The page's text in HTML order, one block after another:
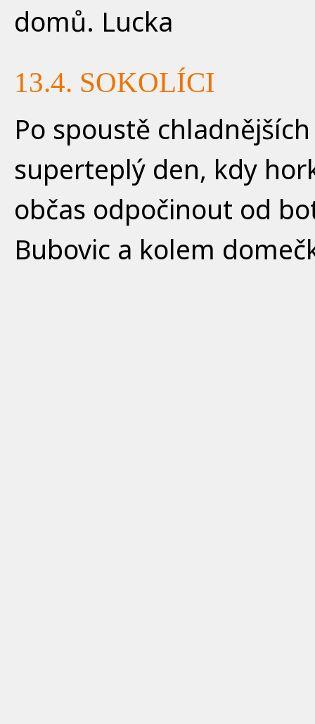
domů. Lucka
13.4. SOKOLÍCI
Po spoustě
superteplý den, kdy
občas odpočinout od
Bubovic a kolem